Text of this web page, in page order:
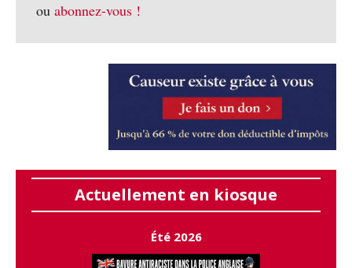
ou abonnez-vous !
Actuellement en kiosque
Été 2026